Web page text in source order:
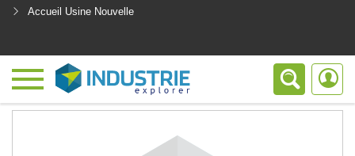
Accueil Usine Nouvelle